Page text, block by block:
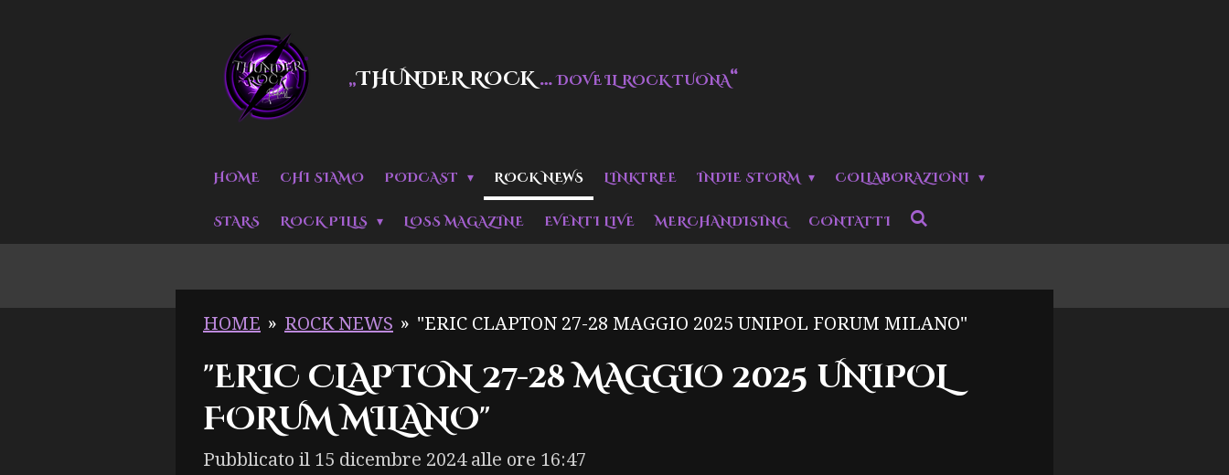
„THUNDER ROCK…DOVE IL ROCK TUONA“
HOME CHI SIAMO PODCAST ROCK NEWS LINKTREE INDIE STORM COLLABORAZIONI
STARS ROCK PILLS LOSS MAGAZINE EVENTI LIVE MERCHANDISING CONTATTI
HOME » ROCK NEWS » "ERIC CLAPTON 27-28 MAGGIO 2025 UNIPOL FORUM MILANO"
"ERIC CLAPTON 27-28 MAGGIO 2025 UNIPOL
FORUM MILANO"
Pubblicato il 15 dicembre 2024 alle ore 16:47